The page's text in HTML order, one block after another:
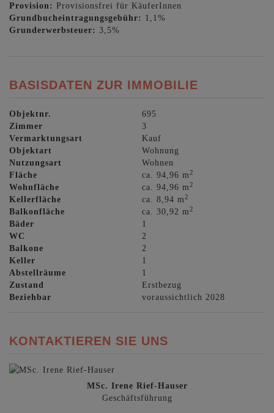
Provision: Provisionsfrei für KäuferInnen
Grundbucheintragungsgebühr: 1,1%
Grunderwerbsteuer: 3,5%
BASISDATEN ZUR IMMOBILIE
Objektnr.
695
Zimmer
3
Vermarktungsart
Kauf
Objektart
Wohnung
Nutzungsart
Wohnen
Fläche
ca. 94,96 m2
Wohnfläche ca. 94,96 m2
Kellerfläche ca. 8,94 m2
Balkonfläche ca. 30,92 m2
Bäder
1
WC
2
Balkone
2
Keller
1
Abstellräume
1
Zustand
Erstbezug
Beziehbar
voraussichtlich 2028
KONTAKTIEREN SIE UNS
MSc. Irene Rief-Hauser
Geschäftsführung